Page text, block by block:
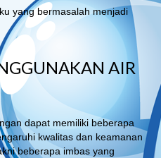
yang bermasalah menjadi
AIR
dapat memiliki beberapa
kwalitas dan keamanan
beberapa imbas yang